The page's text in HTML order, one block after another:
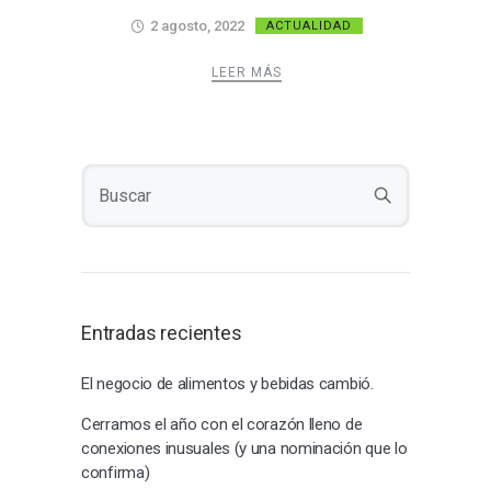
2 agosto, 2022 ACTUALIDAD
LEER MÁS
Entradas recientes
El negocio de alimentos y bebidas cambió.
Cerramos el año con el corazón lleno de
conexiones inusuales (y una nominación que lo
confirma)